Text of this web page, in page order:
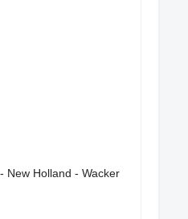
New Holland - Wacker